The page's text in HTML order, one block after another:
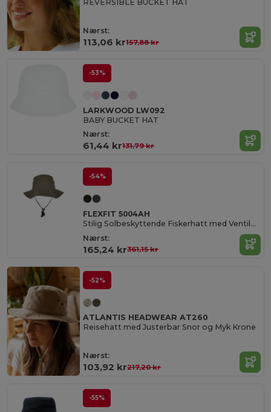
REVERSIBLE BUCKET HAT
Nærst:
113,06 kr157,88 kr
-53%
LARKWOOD LW092
BABY BUCKET HAT
Nærst:
61,44 kr131,79 kr
-54%
FLEXFIT 5004AH
Stilig Solbeskyttende Fiskerhatt med Ventilasjon
Nærst:
165,24 kr361,15 kr
-52%
ATLANTIS HEADWEAR AT260
Reisehatt med Justerbar Snor og Myk Krone
Nærst:
103,92 kr217,20 kr
-55%